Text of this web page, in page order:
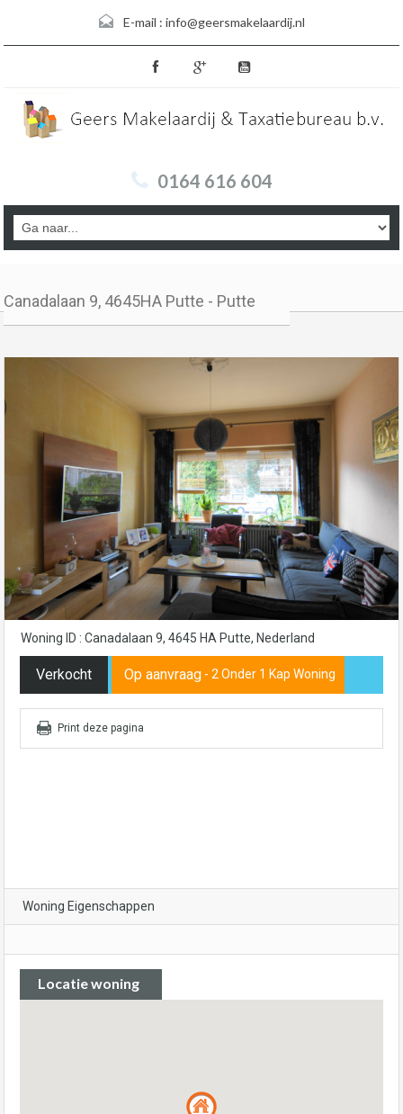
E-mail : info@geersmakelaardij.nl
0164 616 604
Canadalaan 9, 4645HA Putte - Putte
Woning ID : Canadalaan 9, 4645 HA Putte, Nederland
Verkocht Op aanvraag - 2 Onder 1 Kap Woning
Print deze pagina
Woning Eigenschappen
Locatie woning